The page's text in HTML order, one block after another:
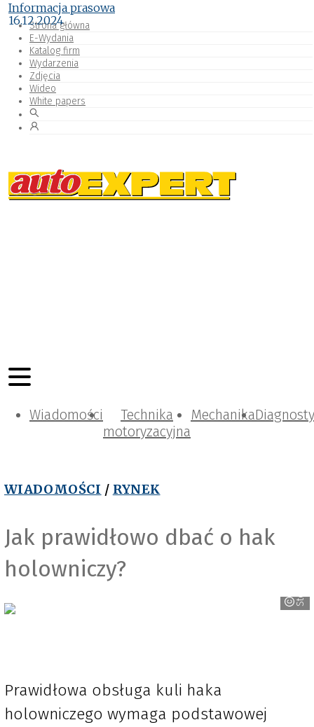
Strona główna
E-Wydania
Katalog firm
Wydarzenia
Zdjęcia
Wideo
White papers
Wiadomości
Technika
motoryzacyjna
Mechanika
WIADOMOŚCI / RYNEK
Jak prawidłowo dbać o hak
holowniczy?
Steinhof
Informacja prasowa
16.12.2024
Prawidłowa obsługa kuli haka
holowniczego wymaga podstawowej